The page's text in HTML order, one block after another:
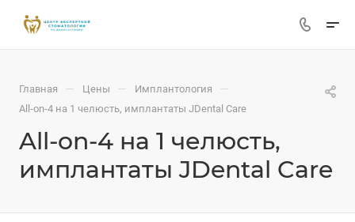
Главная — Цены — Имплантология —
All-on-4 на 1 челюсть, имплантаты JDental Care
All-on-4 на 1 челюсть,
имплантаты JDental Care